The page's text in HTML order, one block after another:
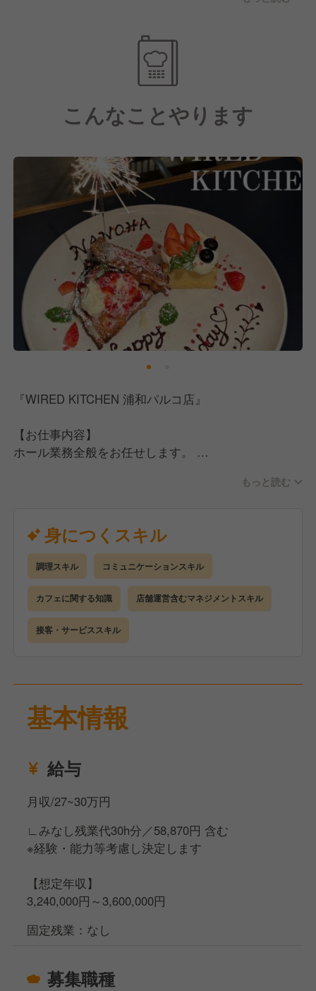
＼調理・接客経験のジャンルは問いません！／
そのため、スタッフ一人ひとりが持つ個性や強みを最
大限に活かせるよう、堅苦しい接客マニュアルは設け
【料理について】
当ブランドの大きな特徴は、料理に関して良い意味で
お客様に「美味しい！」と喜んでいただけるものであ
れば、スタッフの見識や経験を活かしてメニュー開発
にチャレンジすることも可能です。
～スタッフの皆様に向けて～
現在、より良い職場環境づくりに力を入れており、勤
務時間の短縮も年々進んでいます。
その結果、スタッフの定着率も向上しており、働きや
すさを実感いただいています。
今後も快適で働きがいのある職場づくりに努めてまい
ります。
キャリアアップの面でも、店長やキッチン長、ブラン
ドマネージャーなど、目指すべきポジションが明確に
あり、成長の機会をしっかりと提供しています。
さらに、弊社は多様なスタイルのカフェやレストラン
を展開しているため、ブランド間の異動も可能で、さ
まざまな経験を積むことができます。
こんなことやります
『WIRED KITCHEN 浦和パルコ店』
【お仕事内容】
ホール業務全般をお任せします。
✓オーダーテイク
✓料理・ドリンクの提供
✓スタッフの指導・育成 など
経験やスキルに応じて、できることからスタート◎
少しずつ仕事の幅を広げていけるので、未経験の方も
安心です！
居心地のよい空間づくりを一緒に目指していきましょ
＼たくさんのお客様に愛されるお店を、一緒に創って
もっと読む
身につくスキル
調理スキル コミュニケーションスキル
カフェに関する知識 店舗運営含むマネジメントスキル
接客・サービススキル
基本情報
給与
月収/27~30万円
∟みなし残業代30h分／58,870円 含む
※経験・能力等考慮し決定します
【想定年収】
3,240,000円～3,600,000円
固定残業：なし
募集職種